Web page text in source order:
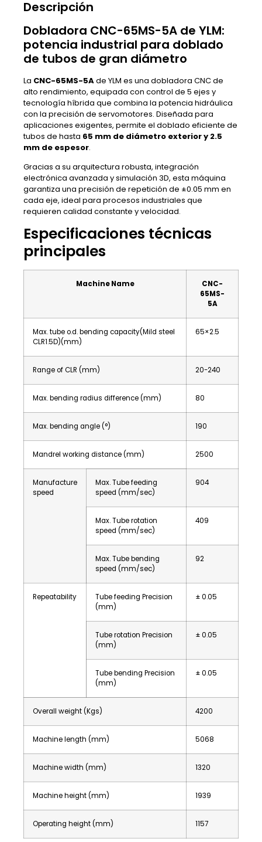
Descripción
Dobladora CNC-65MS-5A de YLM:
potencia industrial para doblado
de tubos de gran diámetro
La CNC-65MS-5Ade YLM es una dobladora CNC de
alto rendimiento, equipada con control de 5 ejes y
tecnología híbrida que combina la potencia hidráulica
con la precisión de servomotores. Diseñada para
aplicaciones exigentes, permite el doblado eficiente de
tubos de hasta 65 mm de diámetro exterior y 2.5
mm de espesor.
Gracias a su arquitectura robusta, integración
electrónica avanzada y simulación 3D, esta máquina
garantiza una precisión de repetición de ±0.05 mm en
cada eje, ideal para procesos industriales que
requieren calidad constante y velocidad.
Especificaciones técnicas
principales
Machine Name
CNC-
65MS-
5A
Max. tube o.d. bending capacity(Mild steel
CLR1.5D)(mm)
65×2.5
Range of CLR (mm) 20-240
Max. bending radius difference (mm) 80
Max. bending angle (°) 190
Mandrel working distance (mm) 2500
Manufacture
speed
Max. Tube feeding
speed (mm/sec)
904
Max. Tube rotation
speed (mm/sec)
409
Max. Tube bending
speed (mm/sec)
92
Repeatability
Tube feeding Precision
(mm)
± 0.05
Tube rotation Precision
(mm)
± 0.05
Tube bending Precision
(mm)
± 0.05
Overall weight (Kgs) 4200
Machine length (mm) 5068
Machine width (mm) 1320
Machine height (mm) 1939
Operating height (mm) 1157